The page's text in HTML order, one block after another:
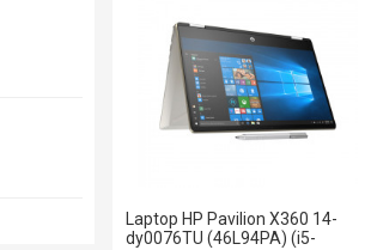
Laptop HP Pavilion X360 14-
dy0076TU (46L94PA) (i5-